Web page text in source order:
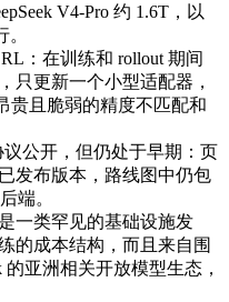
V4-Pro 约 1.6T，以
：在训练和 rollout 期间
只更新一个小型适配器，
贵且脆弱的精度不匹配和
议公开，但仍处于早期：页
发布版本，路线图中仍包
端。
一类罕见的基础设施发
的成本结构，而且来自围
的亚洲相关开放模型生态，